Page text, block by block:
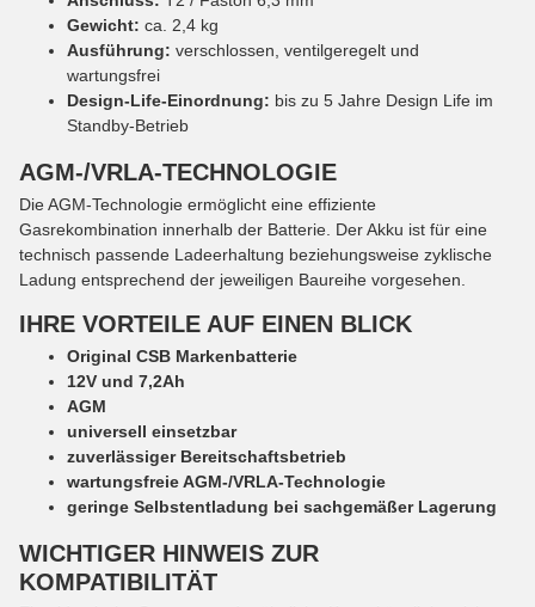
Gewicht: ca. 2,4 kg
Ausführung: verschlossen, ventilgeregelt und
wartungsfrei
Design-Life-Einordnung: bis zu 5 Jahre Design Life im
Standby-Betrieb
AGM-/VRLA-TECHNOLOGIE
Die AGM-Technologie ermöglicht eine effiziente
Gasrekombination innerhalb der Batterie. Der Akku ist für eine
technisch passende Ladeerhaltung beziehungsweise zyklische
Ladung entsprechend der jeweiligen Baureihe vorgesehen.
IHRE VORTEILE AUF EINEN BLICK
Original CSB Markenbatterie
12V und 7,2Ah
AGM
universell einsetzbar
zuverlässiger Bereitschaftsbetrieb
wartungsfreie AGM-/VRLA-Technologie
geringe Selbstentladung bei sachgemäßer Lagerung
WICHTIGER HINWEIS ZUR
KOMPATIBILITÄT